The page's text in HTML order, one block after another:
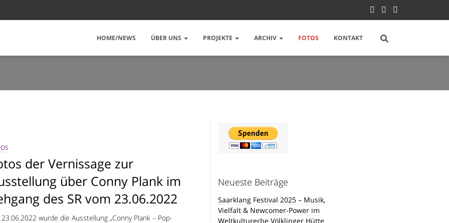
HOME/NEWS ÜBER UNS PROJEKTE ARCHIV FOTOS KONTAKT
der Vernissage zur
über Conny Plank im
des SR vom 23.06.2022
wurde die Ausstellung „Conny Plank – Pop-
Neueste Beiträge
Saarklang Festival 2025 – Musik,
Vielfalt & Newcomer-Power im
Weltkulturerbe Völklinger Hütte